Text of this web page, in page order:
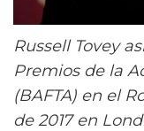
Russell Tovey
Premios de la
(BAFTA) en el
de 2017 en